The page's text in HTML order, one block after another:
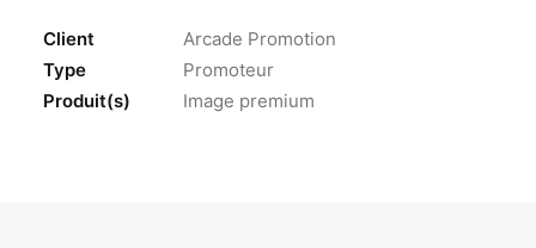
Client
Arcade Promotion
Type
Promoteur
Produit(s)
Image premium